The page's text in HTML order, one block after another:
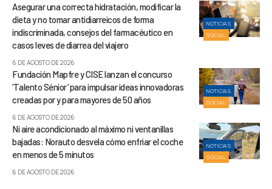
NOTICIAS
SOCIAL
Asegurar una correcta hidratación, modificar la
dieta y no tomar antidiarreicos de forma
indiscriminada, consejos del farmacéutico en
casos leves de diarrea del viajero
6 DE AGOSTO DE 2026
NOTICIAS
SOCIAL
Fundación Mapfre y CISE lanzan el concurso
‘Talento Sénior’ para impulsar ideas innovadoras
creadas por y para mayores de 50 años
6 DE AGOSTO DE 2026
NOTICIAS
SOCIAL
Ni aire acondicionado al máximo ni ventanillas
bajadas: Norauto desvela cómo enfriar el coche
en menos de 5 minutos
6 DE AGOSTO DE 2026